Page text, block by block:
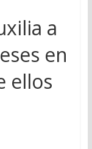
a
en
ellos